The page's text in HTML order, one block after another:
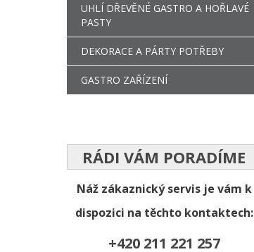
UHLÍ DŘEVĚNÉ GASTRO A HOŘLAVÉ
PASTY
DEKORACE A PÁRTY POTŘEBY
GASTRO ZAŘÍZENÍ
RÁDI VÁM PORADÍME
Náž zákaznický servis je vám k
dispozici na těchto kontaktech:
+420 211 221 257